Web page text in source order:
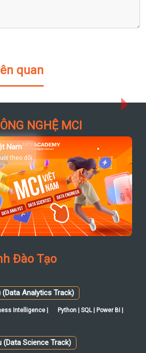
quan
NGHỆ MCI
Nam
theo dõi
Đào Tạo
(Data Analytics Track)
Intelligence |
Python | SQL | Power BI |
(Data Science Track)